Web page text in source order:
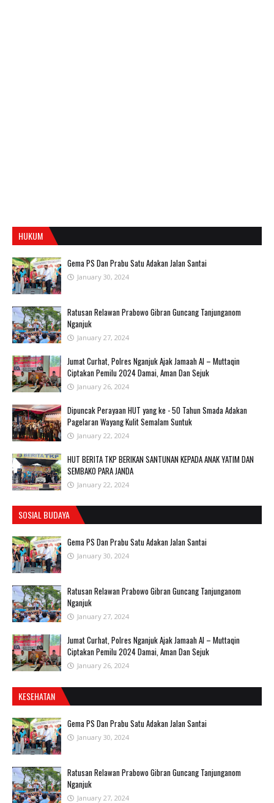
HUKUM
Gema PS Dan Prabu Satu Adakan Jalan Santai
January 30, 2024
Ratusan Relawan Prabowo Gibran Guncang Tanjunganom
Nganjuk
January 27, 2024
Jumat Curhat, Polres Nganjuk Ajak Jamaah Al – Muttaqin
Ciptakan Pemilu 2024 Damai, Aman Dan Sejuk
January 26, 2024
Dipuncak Perayaan HUT yang ke - 50 Tahun Smada Adakan
Pagelaran Wayang Kulit Semalam Suntuk
January 22, 2024
HUT BERITA TKP BERIKAN SANTUNAN KEPADA ANAK YATIM DAN
SEMBAKO PARA JANDA
January 22, 2024
SOSIAL BUDAYA
Gema PS Dan Prabu Satu Adakan Jalan Santai
January 30, 2024
Ratusan Relawan Prabowo Gibran Guncang Tanjunganom
Nganjuk
January 27, 2024
Jumat Curhat, Polres Nganjuk Ajak Jamaah Al – Muttaqin
Ciptakan Pemilu 2024 Damai, Aman Dan Sejuk
January 26, 2024
KESEHATAN
Gema PS Dan Prabu Satu Adakan Jalan Santai
January 30, 2024
Ratusan Relawan Prabowo Gibran Guncang Tanjunganom
Nganjuk
January 27, 2024